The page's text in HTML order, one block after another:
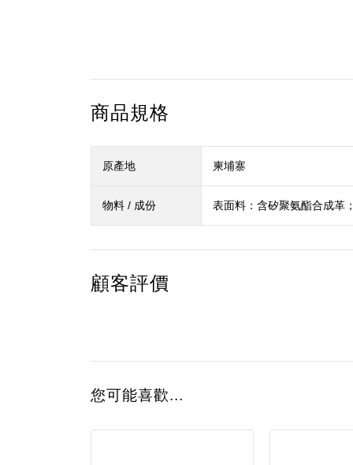
商品規格
原產地 柬埔寨
物料 / 成份 表面料：含矽聚氨酯合成革
顧客評價
您可能喜歡...